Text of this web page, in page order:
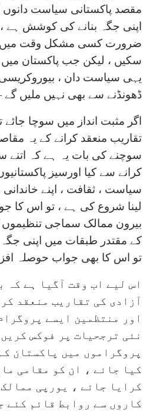
مقصد پاکستانی سیاست دانوں
اپنی جگہ بنانے کی کوشش ہے
ضرورت کسی مشکل وقت میں
سکیں ، لیکن جب پاکستان میں
یہی سیاست دان ،
ڈھونڈنے سے بھی نہیں ملیں گے
اگر مثبت انداز میں سوچا
تقاریب منعقد کرانے کے یہ
سوچنے کی بات یہ ہے کہ اتنے
کرانے سے کیا اورسیز
سیاست ، ثقافت ، اپنے
لینا شروع کی ہے ، تو اس کا
بیرون ممالک سماجی تنظیموں
کے مقتدر طبقات میں اپنی جگہ
تو اس کا بھی جواب حوصلہ
اس لیے اب وقت آگیا ہے کہ
آزادی کی تقاریب منعقد
اور منتظمین ایسے
نئی ترجحیات پر فوکس
پروگراموں میں پاکستان
کیا جائے ، ان کو مقامی
کرایا جائے ، یورپی
کاروں سے روابط قائم کئے